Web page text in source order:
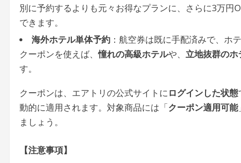
別に予約するよりも元々お得なプランに、さらに3万円
できます。
海外ホテル単体予約 ：航空券は既に手配済みで、ホ
クーポンを使えば、憧れの高級ホテルや、 立地抜群のホ
す。
クーポンは、エアトリの公式サイトにログインした状態
動的に適用されます。対象商品には「クーポン適用可能
ましょう。
【注意事項】